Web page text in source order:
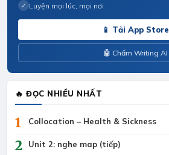
✓ Luyện mọi lúc, mọi nơi
📱 Tải App Store
🤖 Chấm Writing AI
🔥 ĐỌC NHIỀU NHẤT
1 Collocation – Health & Sickness
2 Unit 2: nghe map (tiếp)